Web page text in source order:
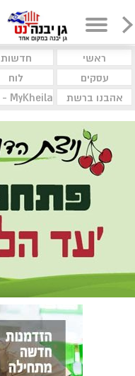
ראשי חדשות
עסקים
לוח
אהבנו ברשת
MyKheila - הבית לעסקים וקהילות